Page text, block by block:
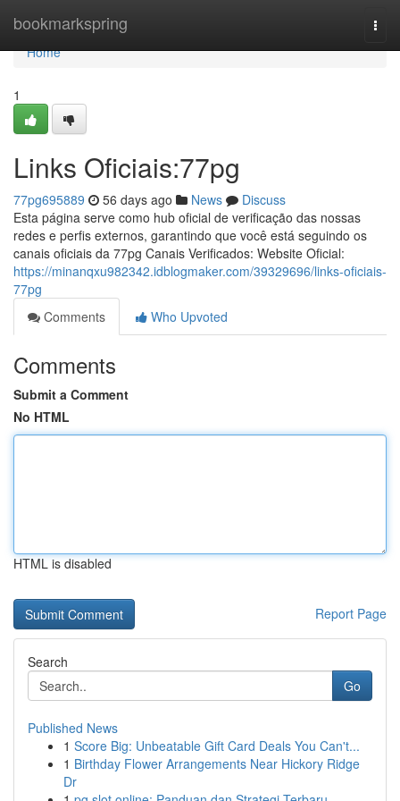
bookmarkspring
Home
Home
1
Links Oficiais:77pg
77pg695889 56 days ago News
Discuss
Esta página serve como hub oficial de verificação das nossas
redes e perfis externos, garantindo que você está seguindo os
canais oficiais da 77pg Canais Verificados: Website Oficial:
https://minanqxu982342.idblogmaker.com/39329696/links-oficiais-
77pg
Comments
Who Upvoted
Comments
Submit a Comment
No HTML
HTML is disabled
Report Page
Search
Go
Published News
1 Score Big: Unbeatable Gift Card Deals You Can't...
1 Birthday Flower Arrangements Near Hickory Ridge
Dr